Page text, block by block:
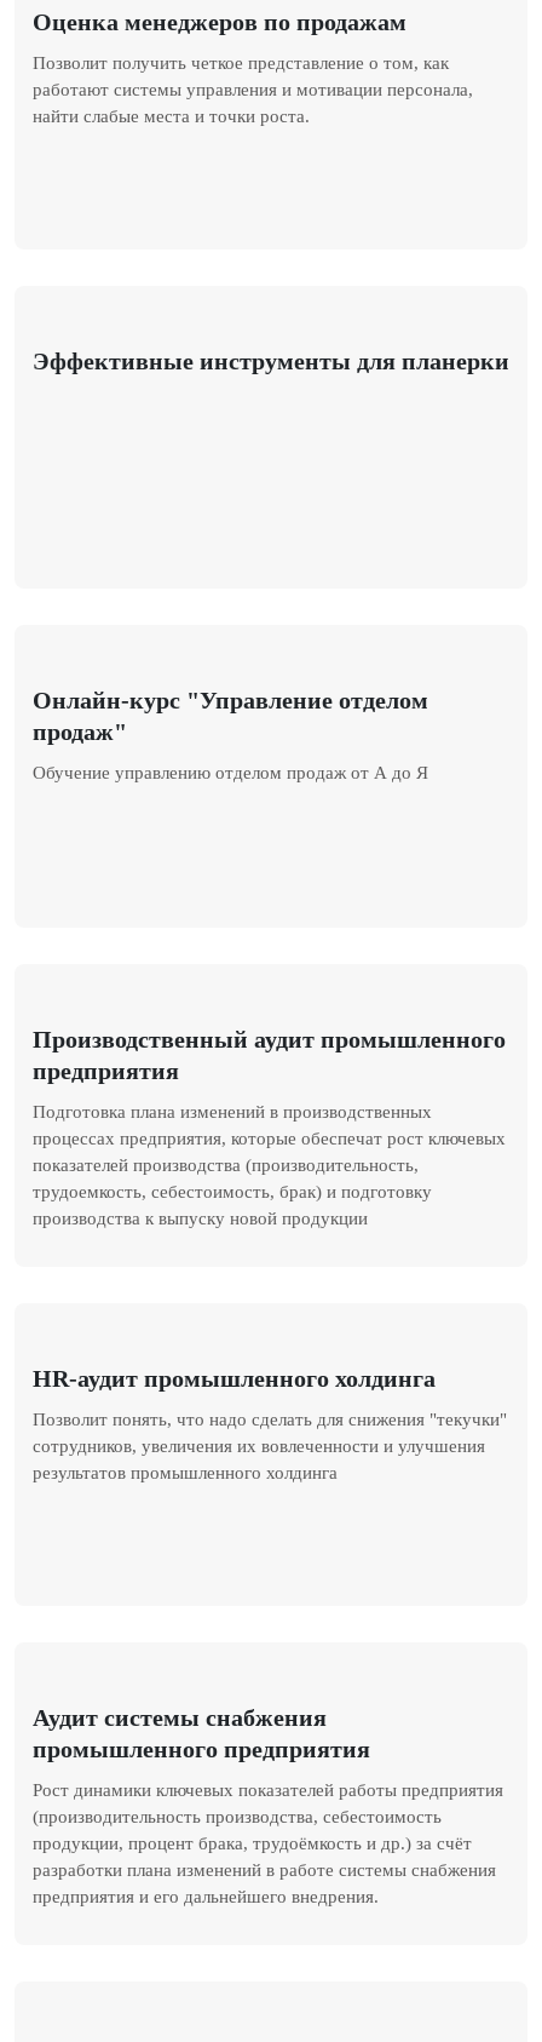
Оценка менеджеров по продажам
Позволит получить четкое представление о том, как
работают системы управления и мотивации персонала,
найти слабые места и точки роста.
Эффективные инструменты для планерки
Онлайн-курс "Управление отделом
продаж"
Обучение управлению отделом продаж от А до Я
Производственный аудит промышленного
предприятия
Подготовка плана изменений в производственных
процессах предприятия, которые обеспечат рост ключевых
показателей производства (производительность,
трудоемкость, себестоимость, брак) и подготовку
производства к выпуску новой продукции
HR-аудит промышленного холдинга
Позволит понять, что надо сделать для снижения "текучки"
сотрудников, увеличения их вовлеченности и улучшения
результатов промышленного холдинга
Аудит системы снабжения
промышленного предприятия
Рост динамики ключевых показателей работы предприятия
(производительность производства, себестоимость
продукции, процент брака, трудоёмкость и др.) за счёт
разработки плана изменений в работе системы снабжения
предприятия и его дальнейшего внедрения.